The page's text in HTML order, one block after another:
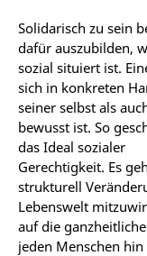
Solidarisch zu sein
dafür auszubilden,
sozial situiert ist.
sich in konkreten
seiner selbst als
bewusst ist. So
das Ideal sozialer
Gerechtigkeit. Es
strukturell
Lebenswelt
auf die
jeden Menschen